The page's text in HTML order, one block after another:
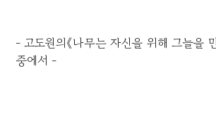
- 고도원의《나무는 자신을 위해 그늘을
중에서 -